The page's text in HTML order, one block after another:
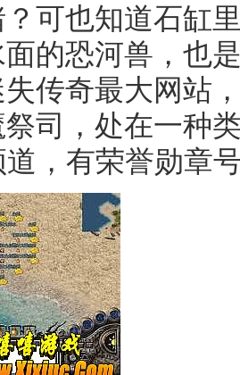
可也知道石缸
的恐河兽，也
传奇最大网站
祭司，处在一种
，有荣誉勋章